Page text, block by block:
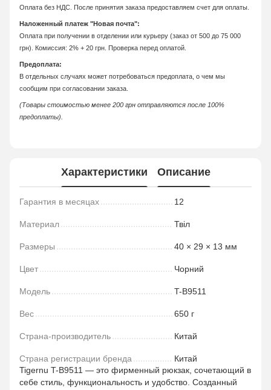
Оплата без НДС. После принятия заказа предоставляем счет для оплаты.
Наложенный платеж "Новая почта":
Оплата при получении в отделении или курьеру (заказ от 500 до 75 000
грн). Комиссия: 2% + 20 грн. Проверка перед оплатой.
Предоплата:
В отдельных случаях может потребоваться предоплата, о чем мы
сообщим при согласовании заказа.
(Товары стоимостью менее 200 грн отправляются после 100%
предоплаты).
Характеристики Описание
Гарантия в месяцах 12
Материал Твіл
Размеры 40 × 29 × 13 мм
Цвет Чорний
Модель T-B9511
Вес 650 г
Страна-производитель Китай
Страна регистрации бренда
Китай
Tigernu T-B9511 — это фирменный рюкзак, сочетающий в
себе стиль, функциональность и удобство. Созданный